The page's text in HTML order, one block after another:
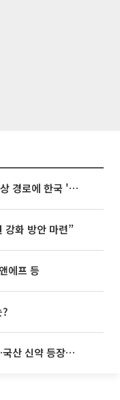
태풍 '돌핀' 이어 '찬홈' 등장…예상 경로에 한국 '한숨'
강화 방안 마련”
에프 등
‘레켐비’ 독주 치매 치료제 시장…국산 신약 등장하나